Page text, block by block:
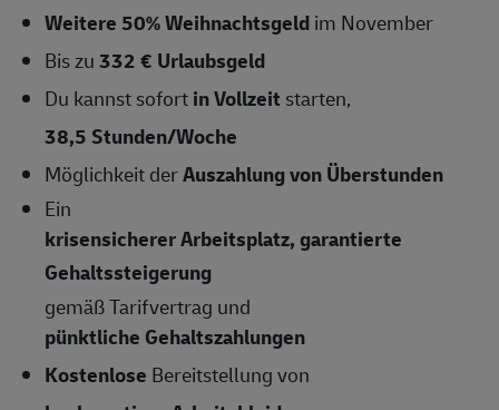
Weitere 50% Weihnachtsgeldim November
Bis zu332 € Urlaubsgeld
Du kannst sofortin Vollzeit starten,
38,5 Stunden/Woche
Möglichkeit derAuszahlung von Überstunden
Ein
krisensicherer Arbeitsplatz, garantierte
Gehaltssteigerung
gemäß Tarifvertrag und
pünktliche Gehaltszahlungen
Kostenlose Bereitstellung von